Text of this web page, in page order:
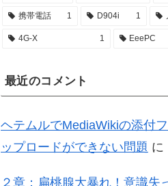
携帯電話 1 D904i 1
4G-X 1 EeePC
最近のコメント
ヘテムルでMediaWikiの添付
ップロードができない問題 に
２章：扁桃腺大暴れ！意識失